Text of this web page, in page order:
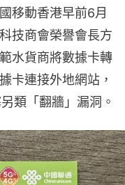
移動香港早前6月
技商會榮譽會長方
水貨商將數據卡轉
卡連接外地網站，
類「翻牆」漏洞。